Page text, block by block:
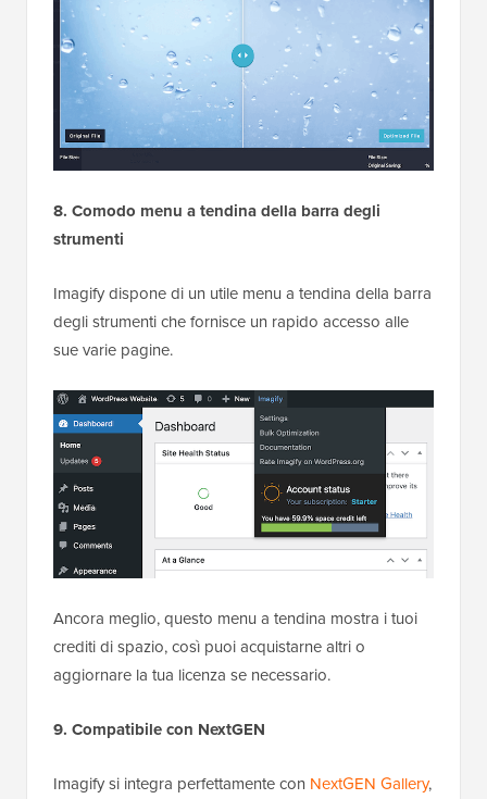
8. Comodo menu a tendina della barra degli
strumenti
Imagify dispone di un utile menu a tendina della barra
degli strumenti che fornisce un rapido accesso alle
sue varie pagine.
Ancora meglio, questo menu a tendina mostra i tuoi
crediti di spazio, così puoi acquistarne altri o
aggiornare la tua licenza se necessario.
9. Compatibile con NextGEN
Imagify si integra perfettamente con NextGEN Gallery,